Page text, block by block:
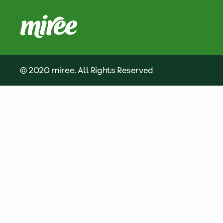
© 2020 miree. All Rights Reserved